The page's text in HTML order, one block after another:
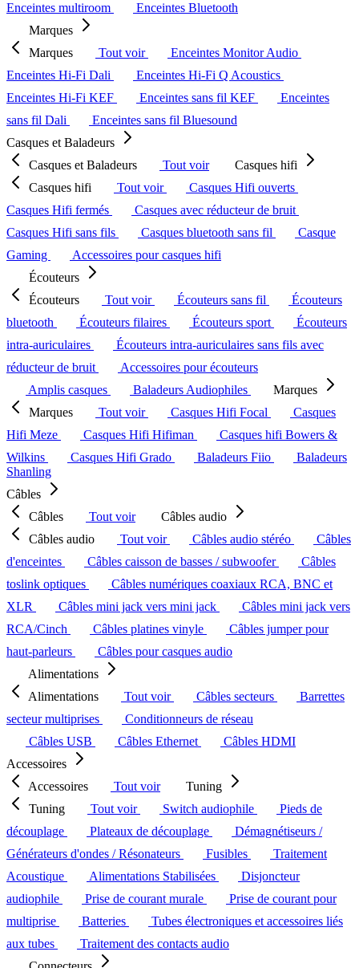
Enceintes multiroom
Enceintes Bluetooth
Marques
Marques
Tout voir
Enceintes Monitor Audio
Enceintes Hi-Fi Dali
Enceintes Hi-Fi Q Acoustics
Enceintes Hi-Fi KEF
Enceintes sans fil KEF
Enceintes
sans fil Dali
Enceintes sans fil Bluesound
Casques et Baladeurs
Casques et Baladeurs
Tout voir
Casques hifi
Casques hifi
Tout voir
Casques Hifi ouverts
Casques Hifi fermés
Casques avec réducteur de bruit
Casques Hifi sans fils
Casques bluetooth sans fil
Casque
Gaming
Accessoires pour casques hifi
Écouteurs
Écouteurs
Tout voir Écouteurs sans fil
Écouteurs
bluetooth
Écouteurs filaires Écouteurs sport
Écouteurs
intra-auriculaires
Écouteurs intra-auriculaires sans fils avec
réducteur de bruit
Accessoires pour écouteurs
Amplis casques
Baladeurs Audiophiles
Marques
Marques
Tout voir Casques Hifi Focal
Casques
Hifi Meze
Casques Hifi Hifiman
Casques hifi Bowers &
Wilkins
Casques Hifi Grado Baladeurs Fiio
Baladeurs
Shanling
Câbles
Câbles
Tout voir
Câbles audio
Câbles audio
Tout voir Câbles audio stéréo
Câbles
d'enceintes
Câbles caisson de basses / subwoofer
Câbles
toslink optiques
Câbles numériques coaxiaux RCA, BNC et
XLR
Câbles mini jack vers mini jack
Câbles mini jack vers
RCA/Cinch
Câbles platines vinyle
Câbles jumper pour
haut-parleurs
Câbles pour casques audio
Alimentations
Alimentations
Tout voir Câbles secteurs
Barrettes
secteur multiprises
Conditionneurs de réseau
Câbles USB
Câbles Ethernet
Câbles HDMI
Accessoires
Accessoires
Tout voir
Tuning
Tuning
Tout voir Switch audiophile
Pieds de
découplage
Plateaux de découplage
Démagnétiseurs /
Générateurs d'ondes / Résonateurs
Fusibles
Traitement
Acoustique
Alimentations Stabilisées
Disjoncteur
audiophile
Prise de courant murale
Prise de courant pour
multiprise
Batteries
Tubes électroniques et accessoires liés
aux tubes
Traitement des contacts audio